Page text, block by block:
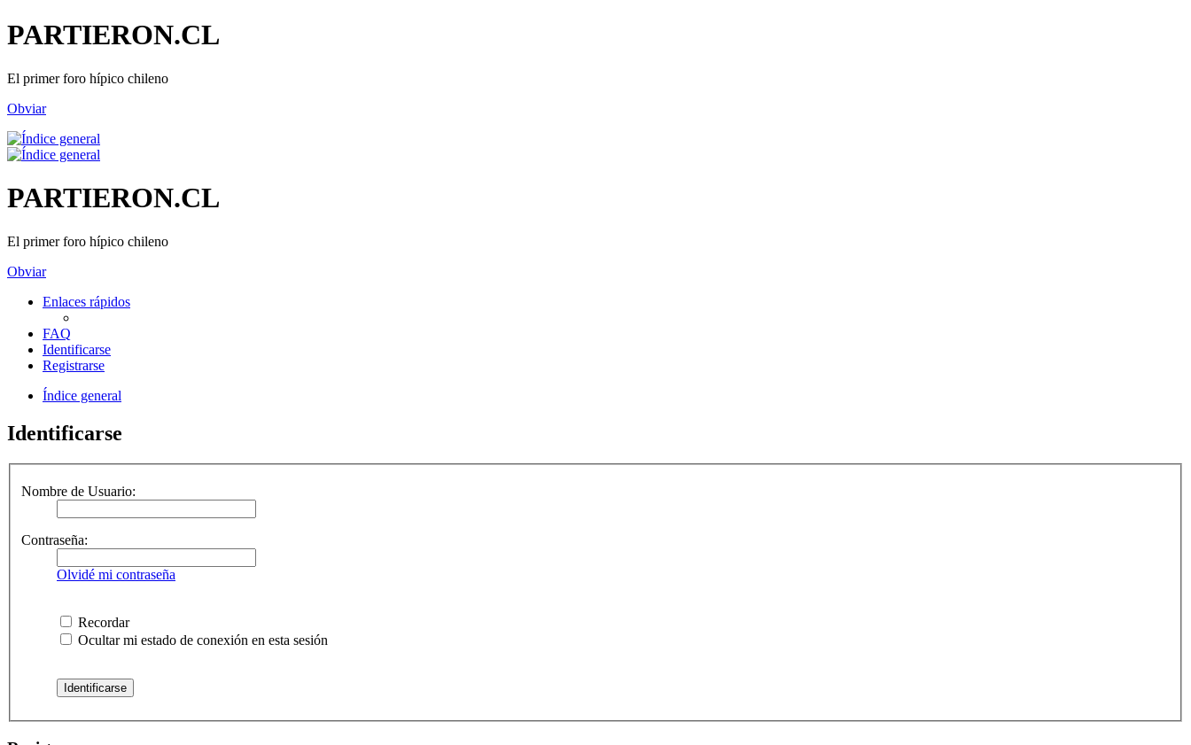
PARTIERON.CL
El primer foro hípico chileno
Obviar
PARTIERON.CL
El primer foro hípico chileno
Obviar
Enlaces rápidos
FAQ
Identificarse
Registrarse
Índice general
Identificarse
Nombre de Usuario:
Contraseña:
Olvidé mi contraseña
Recordar
Ocultar mi estado de conexión en esta sesión